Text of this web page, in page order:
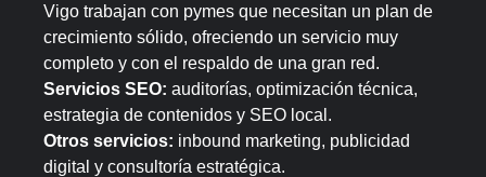
Vigo trabajan con pymes que necesitan un plan de
crecimiento sólido, ofreciendo un servicio muy
completo y con el respaldo de una gran red.
Servicios SEO: auditorías, optimización técnica,
estrategia de contenidos y SEO local.
Otros servicios: inbound marketing, publicidad
digital y consultoría estratégica.